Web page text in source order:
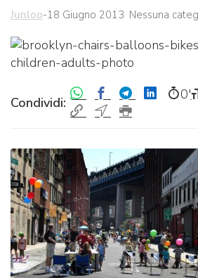
Junloo-18 Giugno 2013 Nessuna
Condividi:
0′